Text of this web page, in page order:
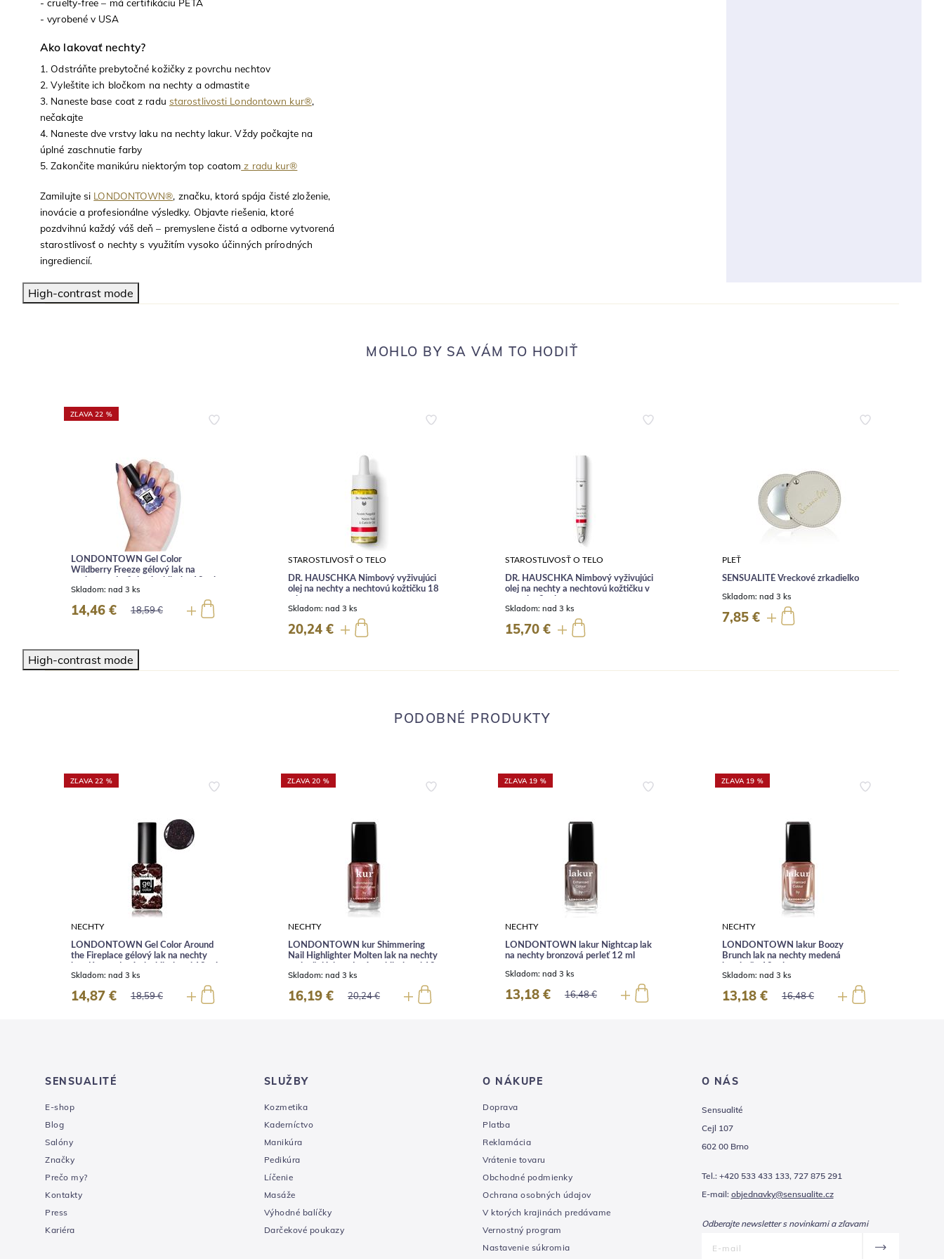
- cruelty-free – má certifikáciu PETA
- vyrobené v USA
Ako lakovať nechty?
1. Odstráňte prebytočné kožičky z povrchu nechtov
2. Vyleštite ich bločkom na nechty a odmastite
3. Naneste base coat z radu starostlivosti Londontown kur®,
nečakajte
4. Naneste dve vrstvy laku na nechty lakur. Vždy počkajte na
úplné zaschnutie farby
5. Zakončite manikúru niektorým top coatom z radu kur®
Zamilujte si LONDONTOWN®, značku, ktorá spája čisté zloženie,
inovácie a profesionálne výsledky. Objavte riešenia, ktoré
pozdvihnú každý váš deň – premyslene čistá a odborne vytvorená
starostlivosť o nechty s využitím vysoko účinných prírodných
ingrediencií.
High-contrast mode
MOHLO BY SA VÁM TO HODIŤ
ZĽAVA 22 %
LONDONTOWN Gel Color
Wildberry Freeze gélový lak na
Skladom: nad 3 ks
18,59 €
14,46 €
STAROSTLIVOSŤ O TELO
DR. HAUSCHKA Nimbový vyživujúci
olej na nechty a nechtovú kožtičku 18
Skladom: nad 3 ks
20,24 €
STAROSTLIVOSŤ O TELO
DR. HAUSCHKA Nimbový vyživujúci
olej na nechty a nechtovú kožtičku v
Skladom: nad 3 ks
15,70 €
PLEŤ
SENSUALITÉ Vreckové zrkadielko
Skladom: nad 3 ks
7,85 €
High-contrast mode
PODOBNÉ PRODUKTY
ZĽAVA 22 %
NECHTY
LONDONTOWN Gel Color Around
the Fireplace gélový lak na nechty
Skladom: nad 3 ks
18,59 €
14,87 €
ZĽAVA 20 %
NECHTY
LONDONTOWN kur Shimmering
Nail Highlighter Molten lak na nechty
ml
Skladom: nad 3 ks
20,24 €
16,19 €
ZĽAVA 19 %
NECHTY
LONDONTOWN lakur Nightcap lak
na nechty bronzová perleť 12 ml
Skladom: nad 3 ks
16,48 €
13,18 €
ZĽAVA 19 %
NECHTY
LONDONTOWN lakur Boozy
Brunch lak na nechty medená
Skladom: nad 3 ks
16,48 €
13,18 €
SENSUALITÉ
E-shop
Blog
Salóny
Značky
Prečo my?
Kontakty
Press
Kariéra
SLUŽBY
Kozmetika
Kaderníctvo
Manikúra
Pedikúra
Líčenie
Masáže
Výhodné balíčky
Darčekové poukazy
O NÁKUPE
Doprava
Platba
Reklamácia
Vrátenie tovaru
Obchodné podmienky
Ochrana osobných údajov
V ktorých krajinách predávame
Vernostný program
Nastavenie súkromia
O NÁS
Sensualité
Cejl 107
602 00 Brno
Tel.: +420 533 433 133, 727 875 291
E-mail: objednavky@sensualite.cz
Odberajte newsletter s novinkami a zľavami